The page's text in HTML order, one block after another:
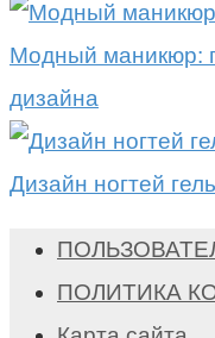
Модный маникюр:
дизайна
Дизайн ногтей
ПОЛИТИКА